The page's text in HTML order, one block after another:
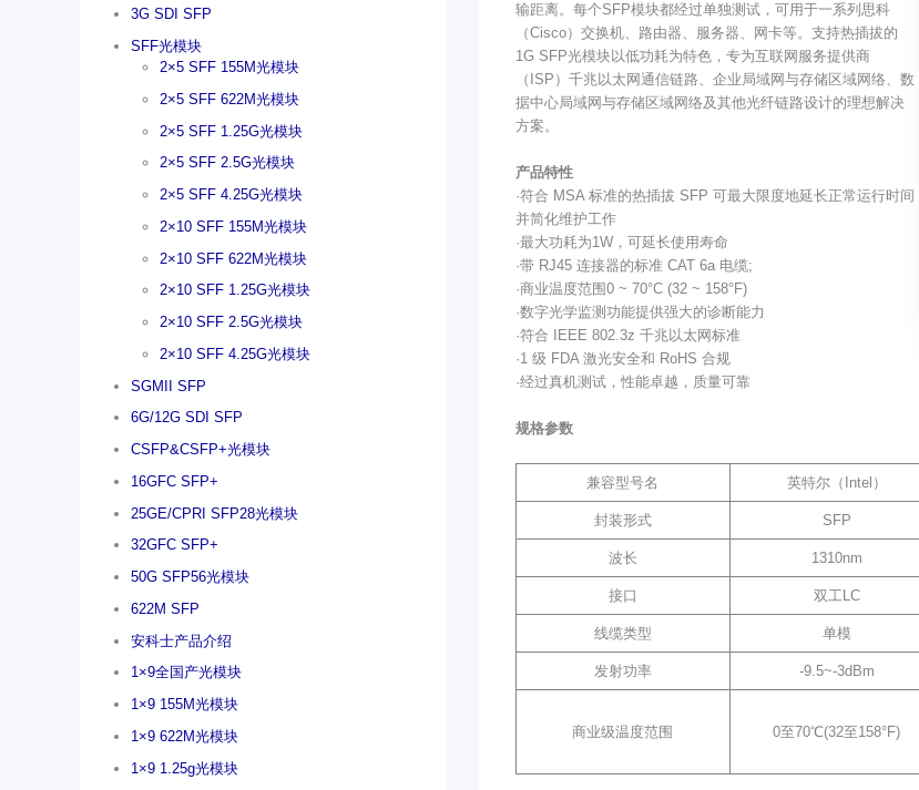
3G SDI SFP
SFF光模块
2×5 SFF 155M光模块
2×5 SFF 622M光模块
2×5 SFF 1.25G光模块
2×5 SFF 2.5G光模块
2×5 SFF 4.25G光模块
2×10 SFF 155M光模块
2×10 SFF 622M光模块
2×10 SFF 1.25G光模块
2×10 SFF 2.5G光模块
2×10 SFF 4.25G光模块
SGMII SFP
6G/12G SDI SFP
CSFP&CSFP+光模块
16GFC SFP+
25GE/CPRI SFP28光模块
32GFC SFP+
50G SFP56光模块
622M SFP
安科士产品介绍
1×9全国产光模块
1×9 155M光模块
1×9 622M光模块
1×9 1.25g光模块
输距离。每个SFP模块都经过单独测试，可用于一系列思科
（Cisco）交换机、路由器、服务器、网卡等。支持热插拔的
1G SFP光模块以低功耗为特色，专为互联网服务提供商
（ISP）千兆以太网通信链路、企业局域网与存储区域网络、数
据中心局域网与存储区域网络及其他光纤链路设计的理想解决
方案。
产品特性
·符合 MSA 标准的热插拔 SFP 可最大限度地延长正常运行时间
并简化维护工作
·最大功耗为1W，可延长使用寿命
·带 RJ45 连接器的标准 CAT 6a 电缆;
·商业温度范围0 ~ 70°C (32 ~ 158°F)
·数字光学监测功能提供强大的诊断能力
·符合 IEEE 802.3z 千兆以太网标准
·1 级 FDA 激光安全和 RoHS 合规
·经过真机测试，性能卓越，质量可靠
规格参数
兼容型号名 英特尔（Intel）
封装形式 SFP
波长 1310nm
接口 双工LC
线缆类型 单模
发射功率 -9.5~-3dBm
商业级温度范围 0至70℃(32至158°F)